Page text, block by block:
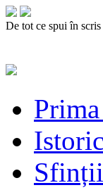
De tot ce spui în
Istoric